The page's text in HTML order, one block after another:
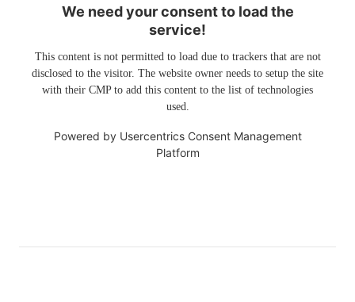
We need your consent to load the
service!
This content is not permitted to load due to trackers that are not
disclosed to the visitor. The website owner needs to setup the site
with their CMP to add this content to the list of technologies
used.
Powered by Usercentrics Consent Management
Platform